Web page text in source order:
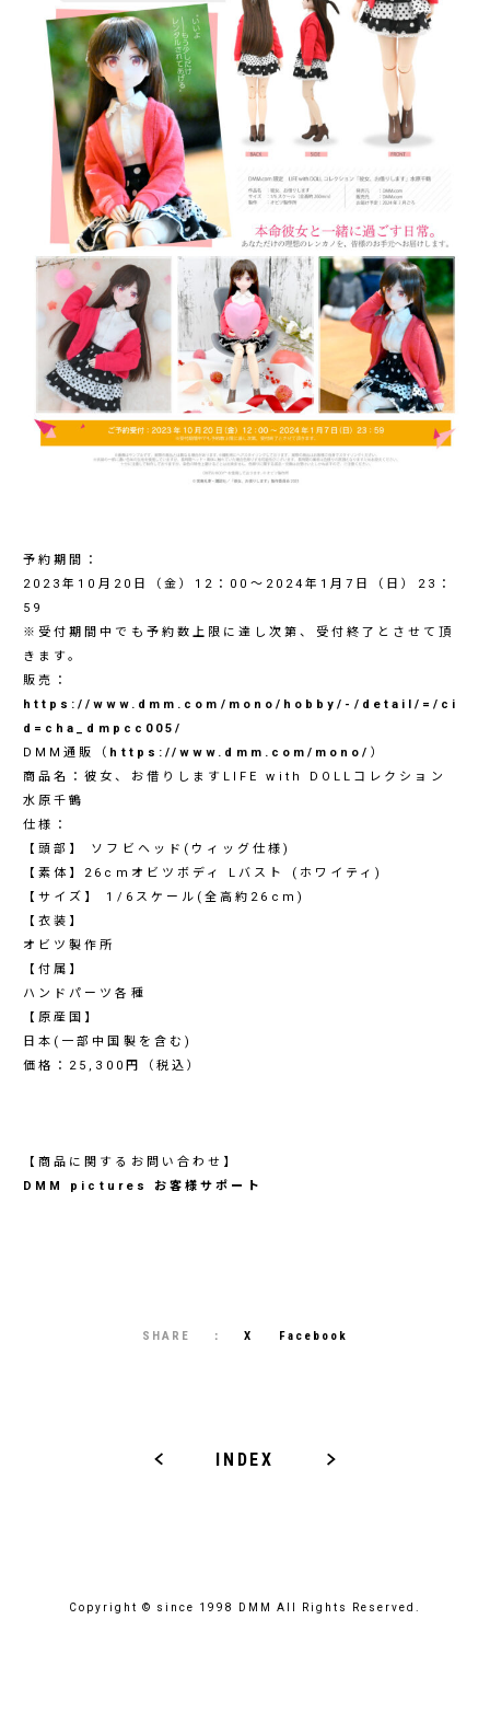
予約期間：
2023年10月20日（金）12：00～2024年1月7日（日）23：
59
※受付期間中でも予約数上限に達し次第、受付終了とさせて頂
きます。
販売：
https://www.dmm.com/mono/hobby/-/detail/=/ci
d=cha_dmpcc005/
DMM通販（ https://www.dmm.com/mono/ ）
商品名：彼女、お借りしますLIFE with DOLLコレクション
水原千鶴
仕様：
【頭部】 ソフビヘッド(ウィッグ仕様)
【素体】26cmオビツボディ Lバスト (ホワイティ)
【サイズ】 1/6スケール(全高約26cm)
【衣装】
オビツ製作所
【付属】
ハンドパーツ各種
【原産国】
日本(一部中国製を含む)
価格：25,300円（税込）
【商品に関するお問い合わせ】
DMM pictures お客様サポート
SHARE X Facebook
INDEX
Copyright © since 1998 DMM All Rights Reserved.